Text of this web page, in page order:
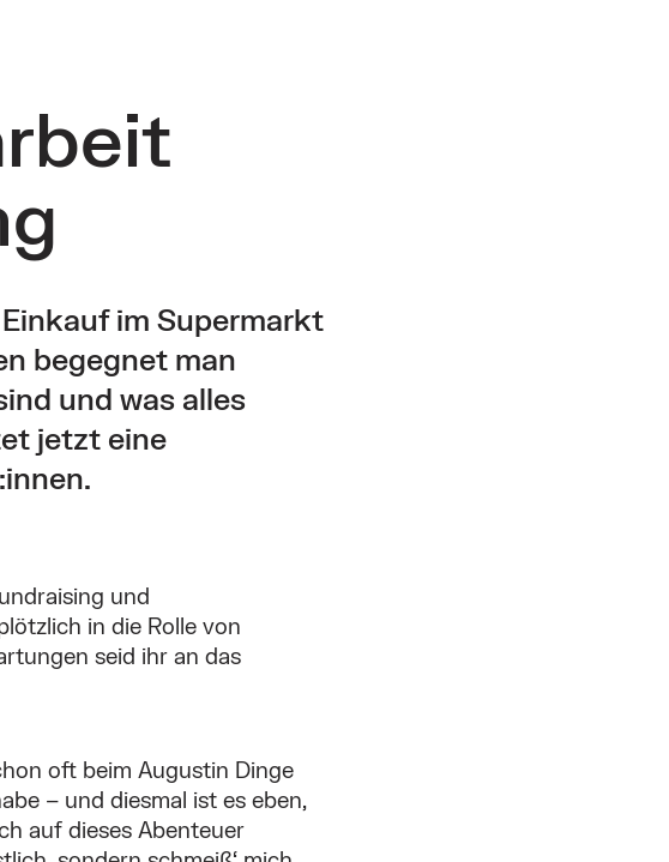
im Supermarkt
begegnet man
und was alles
jetzt eine
und
in die Rolle von
seid ihr an das
oft beim Augustin Dinge
– und diesmal ist es eben,
auf dieses Abenteuer